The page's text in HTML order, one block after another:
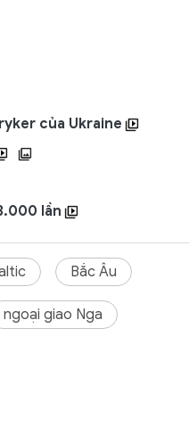
của Ukraine
lần
Bắc Âu
ngoại giao Nga